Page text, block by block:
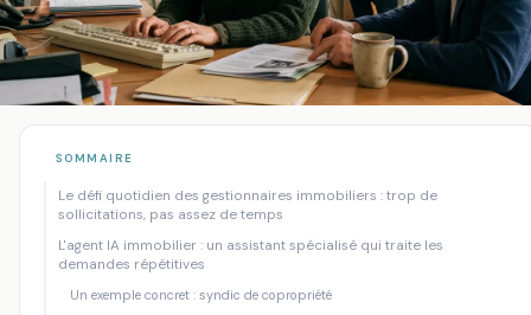
Accueil/ Blog/Syndic & Immobilier : l'agent IA qui traite vos em...
IA SYNDIC COPROPRIÉTÉ AUTOMATISATION GESTION LOCATIVE
Syndic & Immobilier : l'agent IA qui traite
vos emails et appels répétitifs pendant
que vous gérez les vrais dossiers
SOMMAIRE
Le défi quotidien des gestionnaires immobiliers : trop de
sollicitations, pas assez de temps
L'agent IA immobilier : un assistant spécialisé qui traite les
demandes répétitives
Un exemple concret : syndic de copropriété